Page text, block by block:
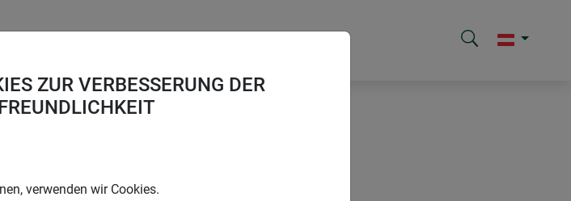
ZUR VERBESSERUNG DER
verwenden wir Cookies.